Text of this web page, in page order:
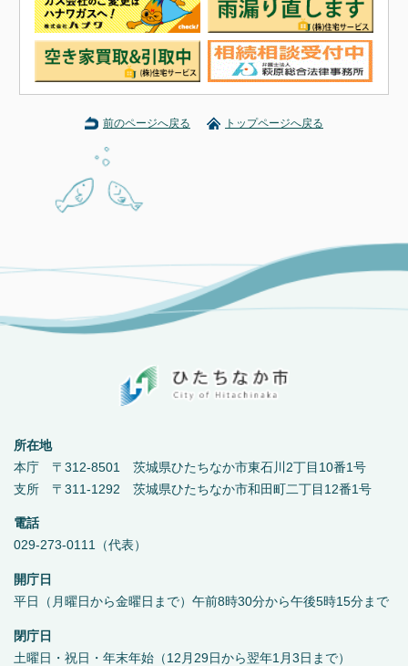
前のページへ戻る トップページへ戻る
所在地
本庁 〒312-8501 茨城県ひたちなか市東石川2丁目10番1号
支所 〒311-1292 茨城県ひたちなか市和田町二丁目12番1号
電話
029-273-0111（代表）
開庁日
平日（月曜日から金曜日まで）午前8時30分から午後5時15分まで
閉庁日
土曜日・祝日・年末年始（12月29日から翌年1月3日まで）